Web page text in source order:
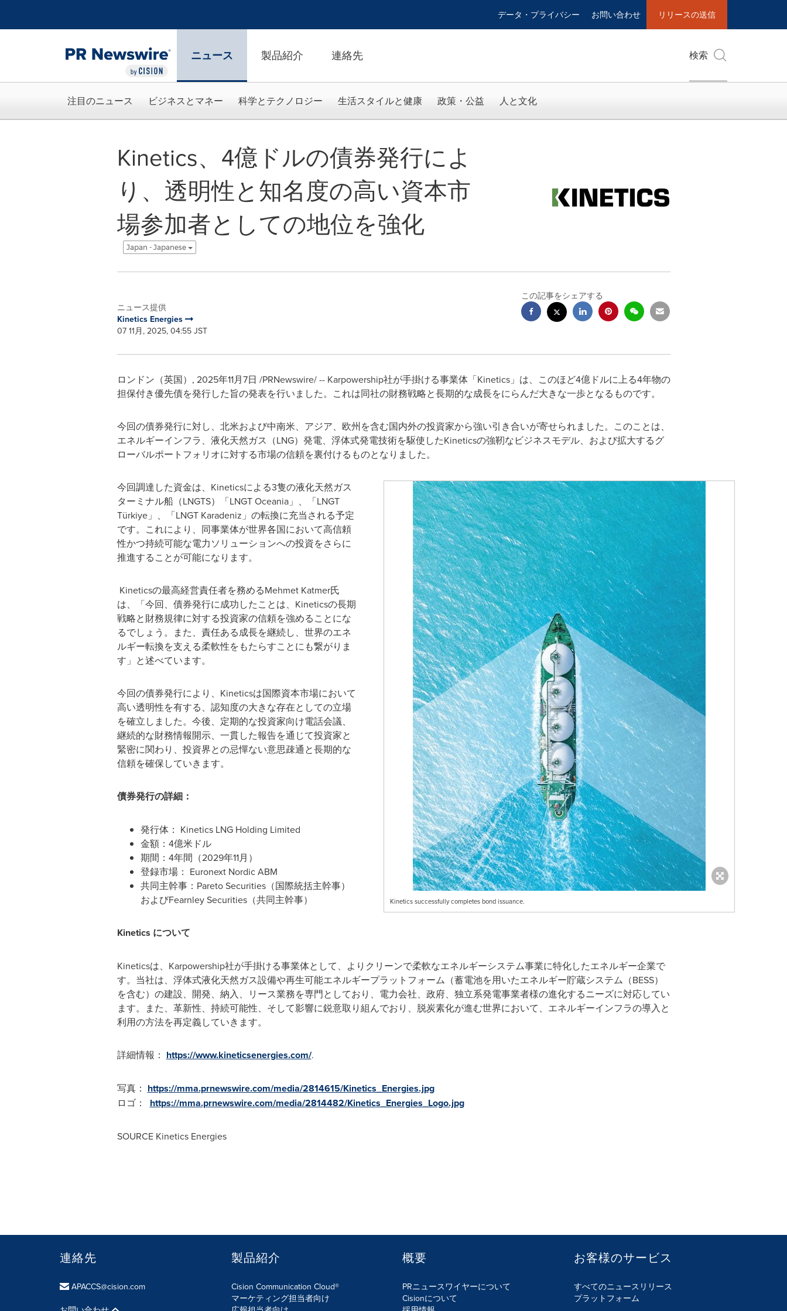
データ・プライバシー お問い合わせ リリースの送信
ニュース 製品紹介 連絡先 検索
注目のニュース ビジネスとマネー 科学とテクノロジー 生活スタイルと健康 政策・公益 人と文化
Kinetics、4億ドルの債券発行によ
り、透明性と知名度の高い資本市
場参加者としての地位を強化
Japan - Japanese
ニュース提供
Kinetics Energies
07 11月, 2025, 04:55 JST
この記事をシェアする
ロンドン（英国） , 2025年11月7日 /PRNewswire/ -- Karpowership社が手掛ける事業体「Kinetics」は、このほど4億ドルに上る4年物の
担保付き優先債を発行した旨の発表を行いました。これは同社の財務戦略と長期的な成長をにらんだ大きな一歩となるものです。
今回の債券発行に対し、北米および中南米、アジア、欧州を含む国内外の投資家から強い引き合いが寄せられました。このことは、
エネルギーインフラ、液化天然ガス（LNG）発電、浮体式発電技術を駆使したKineticsの強靭なビジネスモデル、および拡大するグ
ローバルポートフォリオに対する市場の信頼を裏付けるものとなりました。
Kinetics successfully completes bond issuance.
今回調達した資金は、Kineticsによる3隻の液化天然ガス
ターミナル船（LNGTS）「LNGT Oceania」、「LNGT
Türkiye」、「LNGT Karadeniz」の転換に充当される予定
です。これにより、同事業体が世界各国において高信頼
性かつ持続可能な電力ソリューションへの投資をさらに
推進することが可能になります。
Kineticsの最高経営責任者を務めるMehmet Katmer氏
は、「今回、債券発行に成功したことは、Kineticsの長期
戦略と財務規律に対する投資家の信頼を強めることにな
るでしょう。また、責任ある成長を継続し、世界のエネ
ルギー転換を支える柔軟性をもたらすことにも繋がりま
す」と述べています。
今回の債券発行により、Kineticsは国際資本市場において
高い透明性を有する、認知度の大きな存在としての立場
を確立しました。今後、定期的な投資家向け電話会議、
継続的な財務情報開示、一貫した報告を通じて投資家と
緊密に関わり、投資界との忌憚ない意思疎通と長期的な
信頼を確保していきます。
債券発行の詳細：
発行体： Kinetics LNG Holding Limited
金額：4億米ドル
期間：4年間（2029年11月）
登録市場： Euronext Nordic ABM
共同主幹事：Pareto Securities（国際統括主幹事）
およびFearnley Securities（共同主幹事）
Kinetics について
Kineticsは、Karpowership社が手掛ける事業体として、よりクリーンで柔軟なエネルギーシステム事業に特化したエネルギー企業で
す。当社は、浮体式液化天然ガス設備や再生可能エネルギープラットフォーム（蓄電池を用いたエネルギー貯蔵システム（BESS）
を含む）の建設、開発、納入、リース業務を専門としており、電力会社、政府、独立系発電事業者様の進化するニーズに対応してい
ます。また、革新性、持続可能性、そして影響に鋭意取り組んでおり、脱炭素化が進む世界において、エネルギーインフラの導入と
利用の方法を再定義していきます。
詳細情報： https://www.kineticsenergies.com/.
写真： https://mma.prnewswire.com/media/2814615/Kinetics_Energies.jpg
ロゴ： https://mma.prnewswire.com/media/2814482/Kinetics_Energies_Logo.jpg
SOURCE Kinetics Energies
連絡先
APACCS@cision.com
製品紹介
Cision Communication Cloud®
マーケティング担当者向け
概要
PRニュースワイヤーについて
Cisionについて
お客様のサービス
すべてのニュースリリース
プラットフォーム